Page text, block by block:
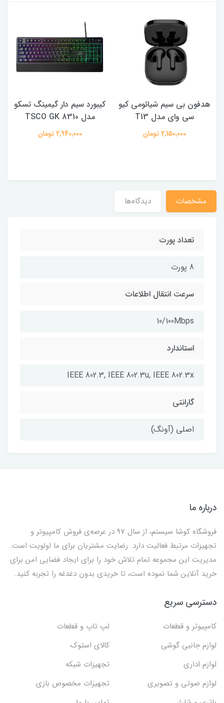
هدفون بی سیم شیائومی کیو
سی وای مدل T13
2,150,000 تومان
کیبورد سیم دار گیمینگ تسکو
مدل TSCO GK 8310
2,940,000 تومان
مشخصات دیدگاه‌ها
تعداد پورت
8 پورت
سرعت انتقال اطلاعات
10/100Mbps
استاندارد
IEEE 802.3, IEEE 802.3u, IEEE 802.3x
گارانتی
اصلی (آونگ)
درباره ما
فروشگاه کوشا سیستم، از سال 97 در عرصه‌ی فروش کامپیوتر و
تجهیزات مرتبط فعالیت دارد. رضایت مشتریان برای ما اولویت است.
مدیریت این مجموعه تمام تلاش خود را برای ایجاد فضایی امن برای
خرید آنلاین شما نموده است، تا خریدی بدون دغدغه را تجربه کنید.
دسترسی سریع
کامپیوتر و قطعات
لپ تاپ و قطعات
لوازم جانبی گوشی
کالای استوک
لوازم اداری
تجهیزات شبکه
لوازم صوتی و تصویری
تجهیزات مخصوص بازی